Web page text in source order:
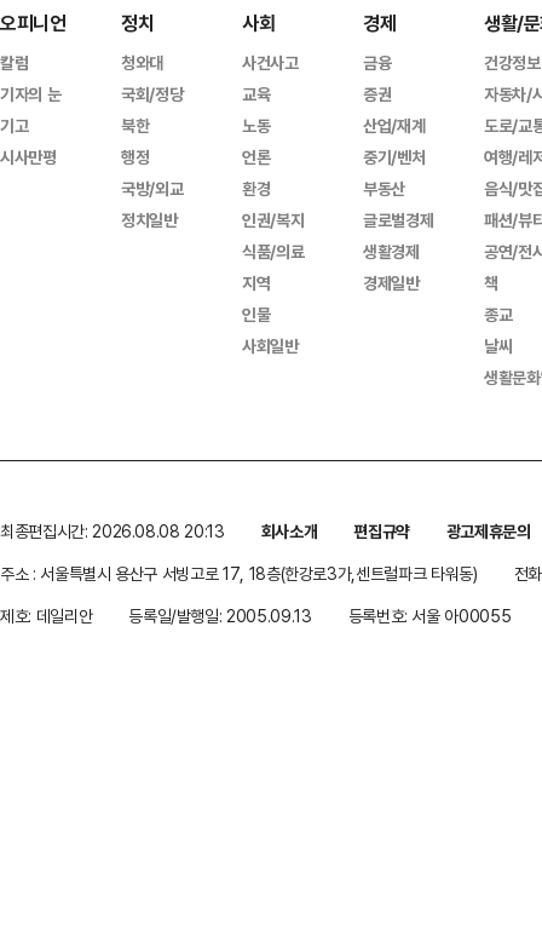
오피니언
칼럼
기자의 눈
기고
시사만평
정치
청와대
국회/정당
북한
행정
국방/외교
정치일반
사회
사건사고
교육
노동
언론
환경
인권/복지
식품/의료
지역
인물
사회일반
경제
금융
증권
산업/재계
중기/벤처
부동산
글로벌경제
생활경제
경제일반
생활/
건강정보
자동차/
도로/교
여행/레
음식/맛
패션/뷰
공연/전
책
종교
날씨
생활문
최종편집시간: 2026.08.08 20:13 회사소개 편집규약
광고제휴문의
주소 : 서울특별시 용산구 서빙고로 17, 18층(한강로3가,센트럴파크 타워동)
전
제호: 데일리안
등록일/발행일: 2005.09.13 등록번호: 서울 아00055